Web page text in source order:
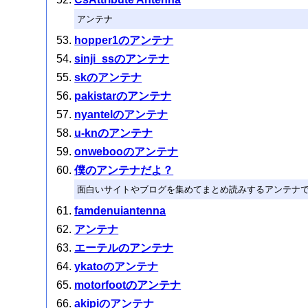
アンテナ
hopper1のアンテナ
sinji_ssのアンテナ
skのアンテナ
pakistarのアンテナ
nyantelのアンテナ
u-knのアンテナ
onwebooのアンテナ
僕のアンテナだよ？
面白いサイトやブログを集めてまとめ読みするアンテナ
famdenuiantenna
アンテナ
エーテルのアンテナ
ykatoのアンテナ
motorfootのアンテナ
akipiのアンテナ